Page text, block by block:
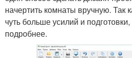
начертить комнаты вручную. Так
чуть больше усилий и
подробнее.